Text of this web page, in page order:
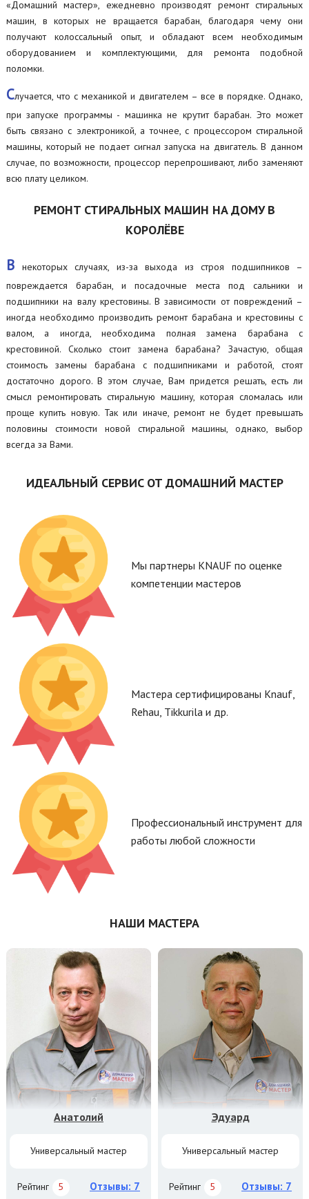
«Домашний мастер», ежедневно производят ремонт стиральных
машин, в которых не вращается барабан, благодаря чему они
получают колоссальный опыт, и обладают всем необходимым
оборудованием и комплектующими, для ремонта подобной
поломки.
Случается, что с механикой и двигателем – все в порядке. Однако,
при запуске программы - машинка не крутит барабан. Это может
быть связано с электроникой, а точнее, с процессором стиральной
машины, который не подает сигнал запуска на двигатель. В данном
случае, по возможности, процессор перепрошивают, либо заменяют
всю плату целиком.
РЕМОНТ СТИРАЛЬНЫХ МАШИН НА ДОМУ В
КОРОЛЁВЕ
В некоторых случаях, из-за выхода из строя подшипников –
повреждается барабан, и посадочные места под сальники и
подшипники на валу крестовины. В зависимости от повреждений –
иногда необходимо производить ремонт барабана и крестовины с
валом, а иногда, необходима полная замена барабана с
крестовиной. Сколько стоит замена барабана? Зачастую, общая
стоимость замены барабана с подшипниками и работой, стоят
достаточно дорого. В этом случае, Вам придется решать, есть ли
смысл ремонтировать стиральную машину, которая сломалась или
проще купить новую. Так или иначе, ремонт не будет превышать
половины стоимости новой стиральной машины, однако, выбор
всегда за Вами.
ИДЕАЛЬНЫЙ СЕРВИС ОТ ДОМАШНИЙ МАСТЕР
Мы партнеры KNAUF по оценке
компетенции мастеров
Мастера сертифицированы Knauf,
Rehau, Tikkurila и др.
Профессиональный инструмент для
работы любой сложности
НАШИ МАСТЕРА
Анатолий
Универсальный мастер
Рейтинг 5 Отзывы: 7
Эдуард
Универсальный мастер
Рейтинг 5 Отзывы: 7